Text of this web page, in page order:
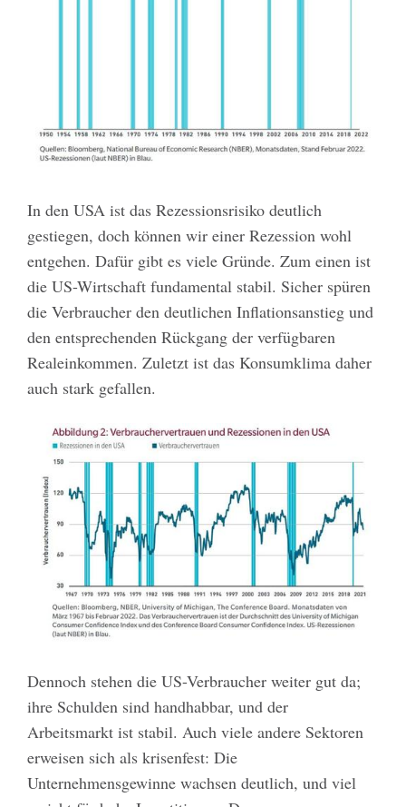
In den USA ist das Rezessionsrisiko deutlich
gestiegen, doch können wir einer Rezession wohl
entgehen. Dafür gibt es viele Gründe. Zum einen ist
die US-Wirtschaft fundamental stabil. Sicher spüren
die Verbraucher den deutlichen Inflationsanstieg und
den entsprechenden Rückgang der verfügbaren
Realeinkommen. Zuletzt ist das Konsumklima daher
auch stark gefallen.
Dennoch stehen die US-Verbraucher weiter gut da;
ihre Schulden sind handhabbar, und der
Arbeitsmarkt ist stabil. Auch viele andere Sektoren
erweisen sich als krisenfest: Die
Unternehmensgewinne wachsen deutlich, und viel